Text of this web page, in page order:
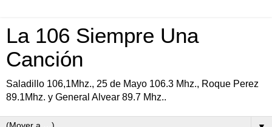
La 106 Siempre Una
Canción
Saladillo 106,1Mhz., 25 de Mayo 106.3 Mhz., Roque Perez
89.1Mhz. y General Alvear 89.7 Mhz..